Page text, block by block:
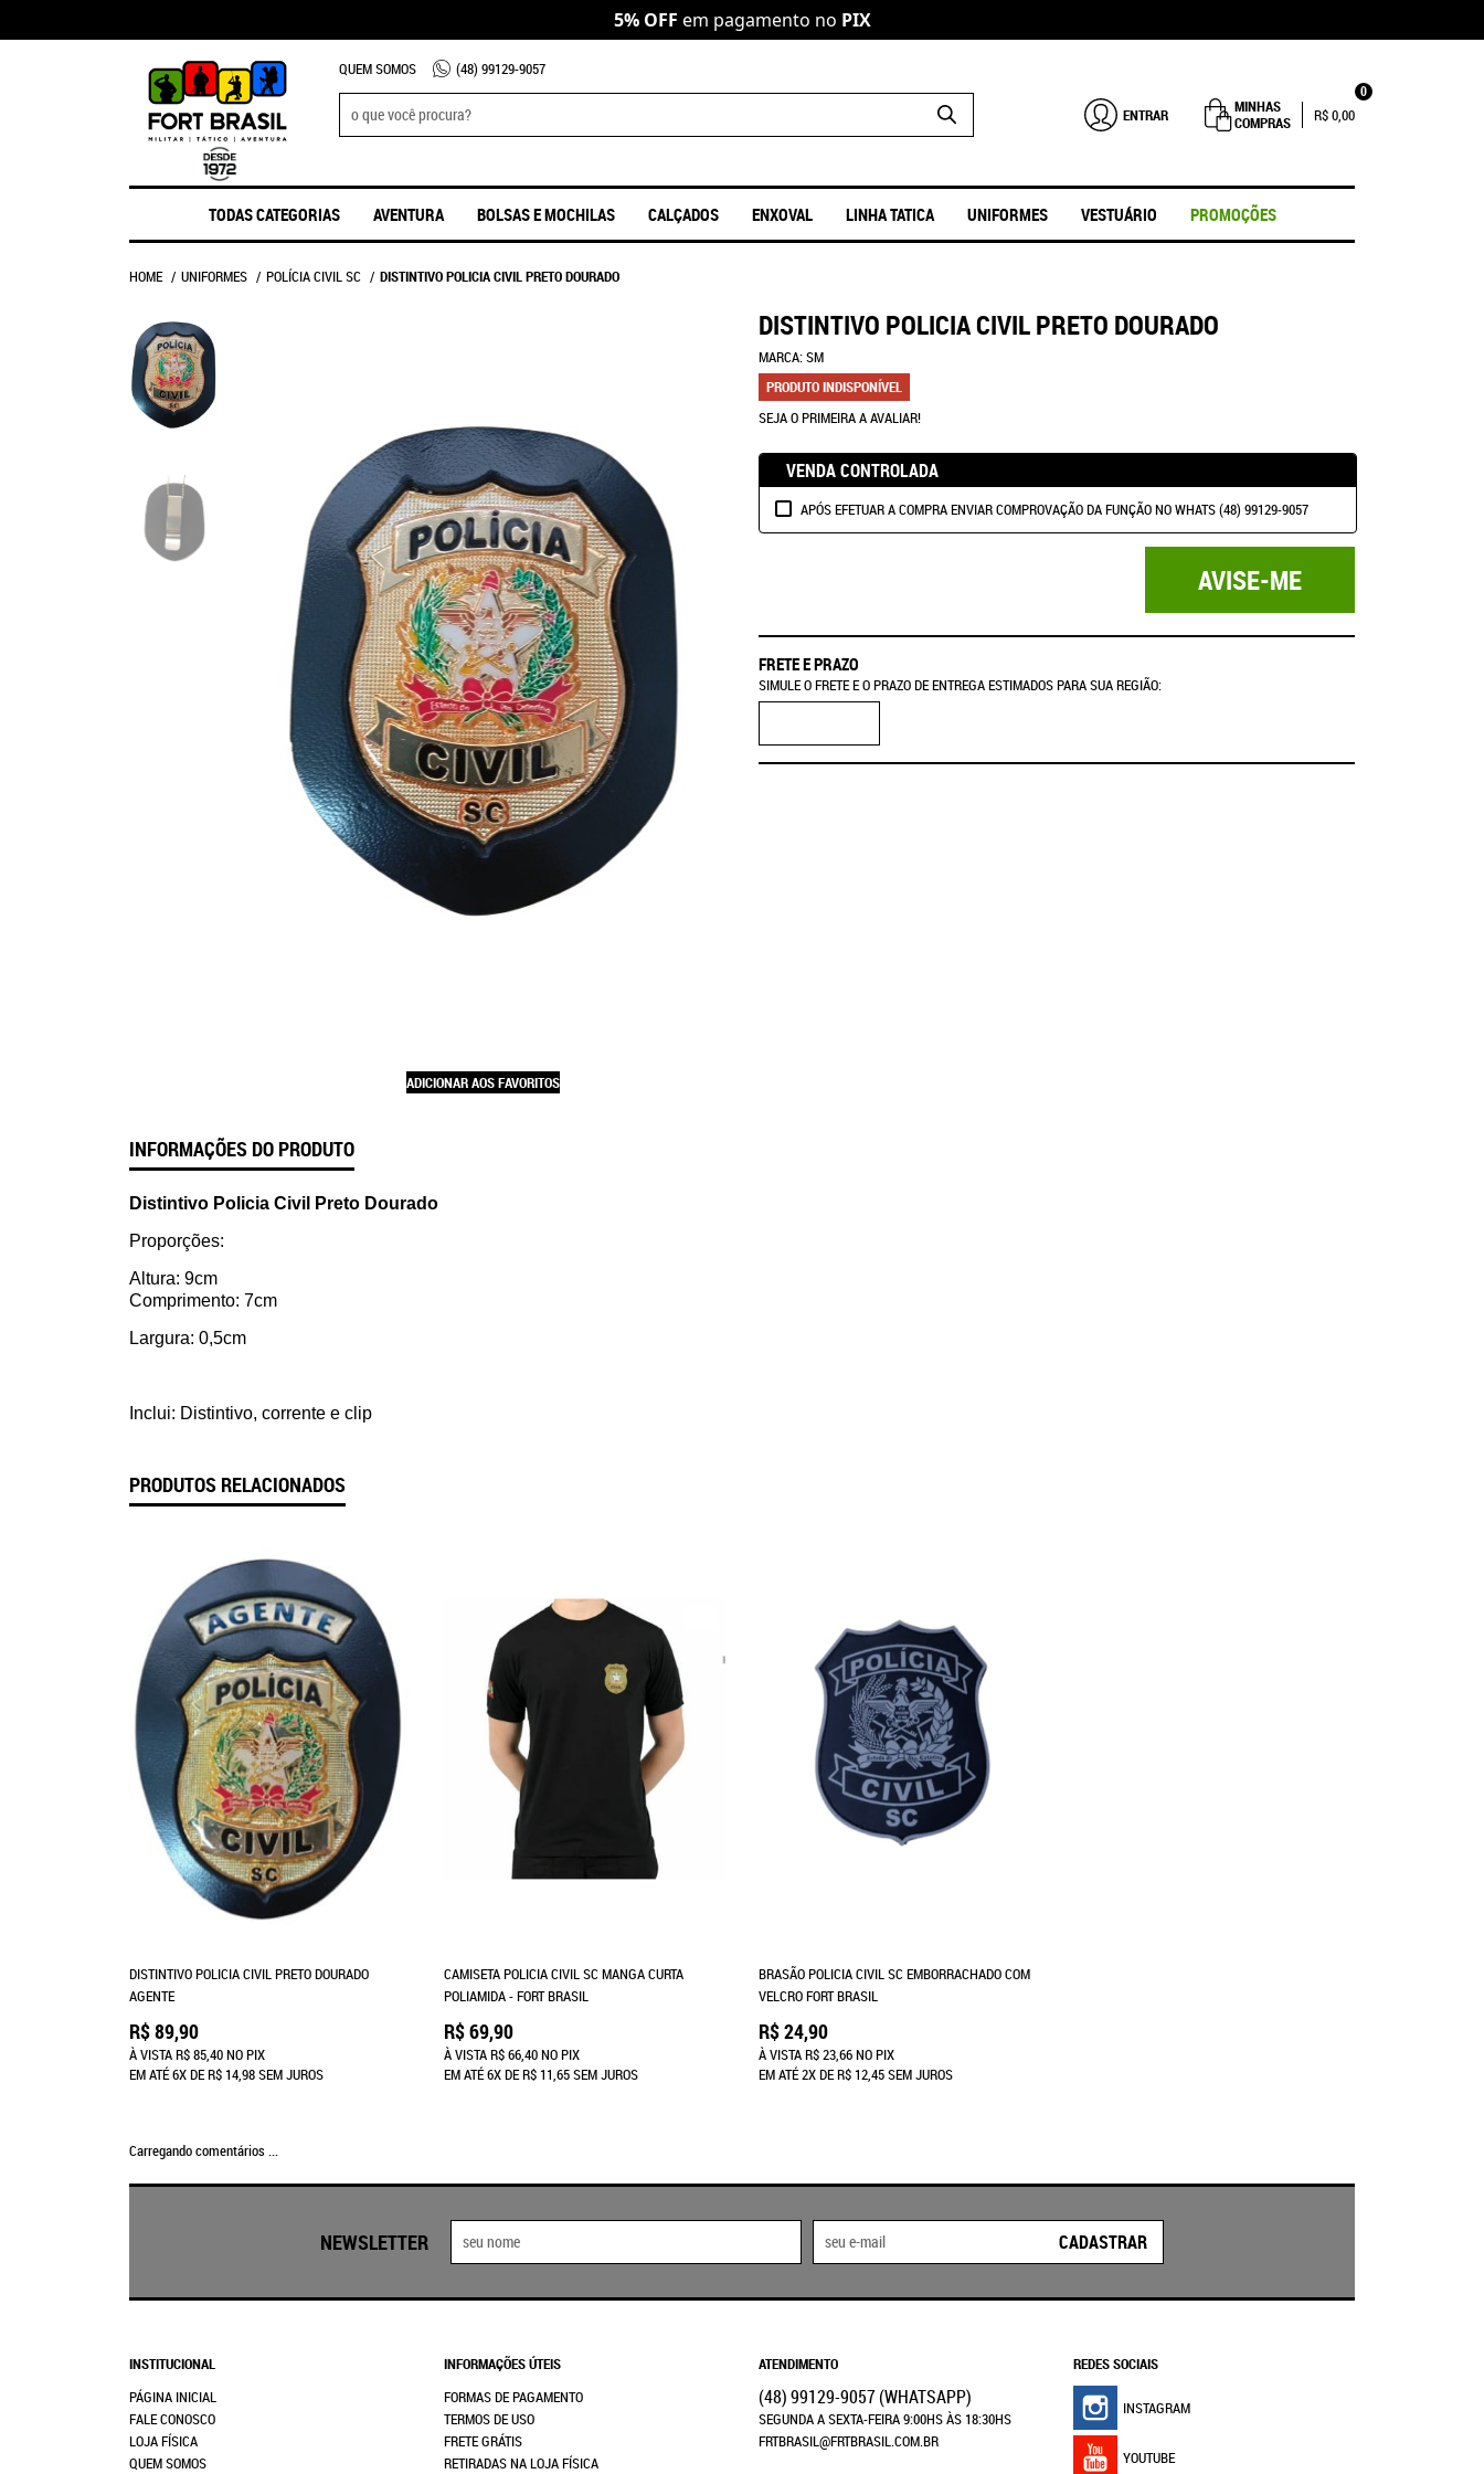
5% OFF em pagamento no PIX
QUEM SOMOS (48) 99129-9057
ENTRAR
MINHAS
COMPRAS
0
R$ 0,00
TODAS CATEGORIAS AVENTURA BOLSAS E MOCHILAS CALÇADOS ENXOVAL LINHA TATICA UNIFORMES VESTUÁRIO PROMOÇÕES
HOME UNIFORMES POLÍCIA CIVIL SC DISTINTIVO POLICIA CIVIL PRETO DOURADO
ADICIONAR AOS FAVORITOS
DISTINTIVO POLICIA CIVIL PRETO DOURADO
MARCA:SM
PRODUTO INDISPONÍVEL
SEJA O PRIMEIRA A AVALIAR!
VENDA CONTROLADA
APÓS EFETUAR A COMPRA ENVIAR COMPROVAÇÃO DA FUNÇÃO NO WHATS (48) 99129-9057
AVISE-ME
FRETE E PRAZO
SIMULE O FRETE E O PRAZO DE ENTREGA ESTIMADOS PARA SUA REGIÃO:
INFORMAÇÕES DO PRODUTO
Distintivo Policia Civil Preto Dourado
Proporções:
Altura: 9cm
Comprimento: 7cm
Largura: 0,5cm
Inclui: Distintivo, corrente e clip
PRODUTOS RELACIONADOS
DISTINTIVO POLICIA CIVIL PRETO DOURADO
AGENTE
R$ 89,90
À VISTAR$ 85,40NO PIX
EM ATÉ6XDER$ 14,98SEM JUROS
CAMISETA POLICIA CIVIL SC MANGA CURTA
POLIAMIDA - FORT BRASIL
R$ 69,90
À VISTAR$ 66,40NO PIX
EM ATÉ6XDER$ 11,65SEM JUROS
BRASÃO POLICIA CIVIL SC EMBORRACHADO COM
VELCRO FORT BRASIL
R$ 24,90
À VISTAR$ 23,66NO PIX
EM ATÉ2XDER$ 12,45SEM JUROS
Carregando comentários ...
NEWSLETTER CADASTRAR
INSTITUCIONAL
PÁGINA INICIAL
FALE CONOSCO
LOJA FÍSICA
QUEM SOMOS
INFORMAÇÕES ÚTEIS
FORMAS DE PAGAMENTO
TERMOS DE USO
FRETE GRÁTIS
RETIRADAS NA LOJA FÍSICA
ATENDIMENTO
(48)99129-9057(WHATSAPP)
SEGUNDA A SEXTA-FEIRA 9:00HS ÀS 18:30HS
FRTBRASIL@FRTBRASIL.COM.BR
REDES SOCIAIS
INSTAGRAM
YOUTUBE